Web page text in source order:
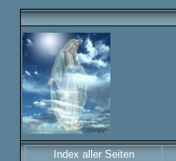
Index aller Seiten